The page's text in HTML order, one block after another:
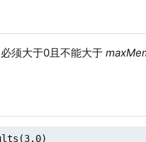
须大于0且不能大于